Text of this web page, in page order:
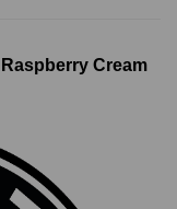
Raspberry Cream